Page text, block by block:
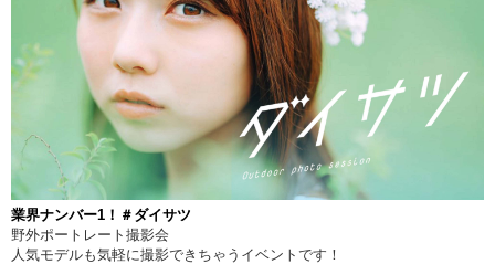
業界ナンバー1！＃ダイサツ
野外ポートレート撮影会
人気モデルも気軽に撮影できちゃうイベントです！